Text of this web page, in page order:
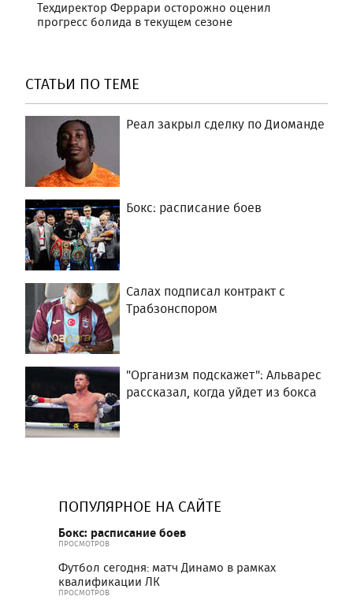
Техдиректор Феррари осторожно оценил
прогресс болида в текущем сезоне
СТАТЬИ ПО ТЕМЕ
Реал закрыл сделку по Диоманде
Бокс: расписание боев
Салах подписал контракт с
Трабзонспором
"Организм подскажет": Альварес
рассказал, когда уйдет из бокса
ПОПУЛЯРНОЕ НА САЙТЕ
Бокс: расписание боев
ПРОСМОТРОВ
Футбол сегодня: матч Динамо в рамках
квалификации ЛК
ПРОСМОТРОВ